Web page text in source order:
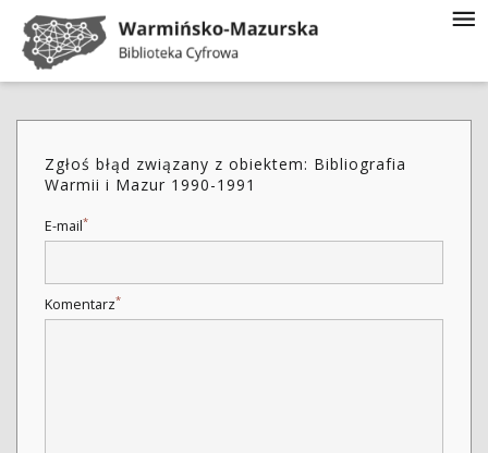
Zgłoś błąd związany z obiektem: Bibliografia
Warmii i Mazur 1990-1991
E-mail*
Komentarz*